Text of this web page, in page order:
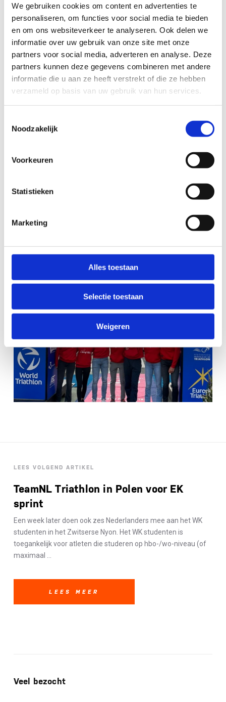
We gebruiken cookies om content en advertenties te
personaliseren, om functies voor social media te bieden
en om ons websiteverkeer te analyseren. Ook delen we
informatie over uw gebruik van onze site met onze
partners voor social media, adverteren en analyse. Deze
partners kunnen deze gegevens combineren met andere
informatie die u aan ze heeft verstrekt of die ze hebben
verzameld op basis van uw gebruik van hun services.
Noodzakelijk
Voorkeuren
Statistieken
Marketing
Alles toestaan
Selectie toestaan
Weigeren
Hellas en AV Impala achtste en tiende in EK
mixed team relay
Hellas en AV Impala stonden in het Franse La Baule aan
de start van het EK mixed team relay voor club teams.
Hellas behaalde met Joost Friderichs, Jony Heerink,
Roel Kwaaitaal en Babette Rosman een achtste plek in
Poissy Triathlon ging er met de winst vandoor.
Bij de junioren kwam AV Impala aan het vertrek met Lars
van Zessen, Lisanne de Jong, Kieran Schra en Zoey de
plek in dit Europees Kampioenschap. Ook hier waren de
en drie uit het thuisland op het podium. La Rochelle
LEES VOLGEND ARTIKEL
TeamNL Triathlon in Polen voor EK
sprint
Een week later doen ook zes Nederlanders mee aan het WK
studenten in het Zwitserse Nyon. Het WK studenten is
toegankelijk voor atleten die studeren op hbo-/wo-niveau (of
maximaal ...
LEES MEER
Veel bezocht